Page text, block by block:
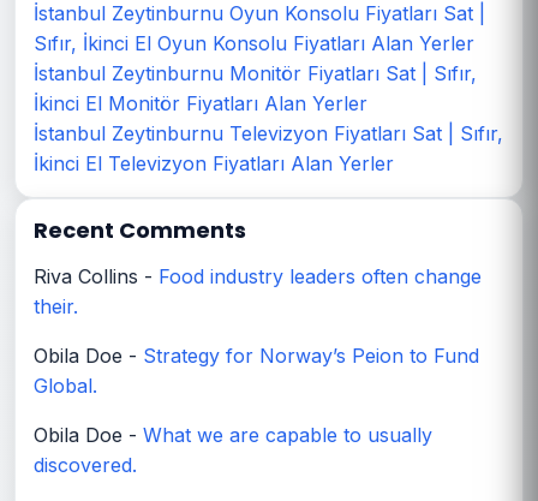
İstanbul Zeytinburnu Oyun Konsolu Fiyatları Sat |
Sıfır, İkinci El Oyun Konsolu Fiyatları Alan Yerler
İstanbul Zeytinburnu Monitör Fiyatları Sat | Sıfır,
İkinci El Monitör Fiyatları Alan Yerler
İstanbul Zeytinburnu Televizyon Fiyatları Sat | Sıfır,
İkinci El Televizyon Fiyatları Alan Yerler
Recent Comments
Riva Collins - Food industry leaders often change
their.
Obila Doe - Strategy for Norway’s Peion to Fund
Global.
Obila Doe - What we are capable to usually
discovered.